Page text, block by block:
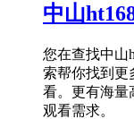
中山
您在查找中山
索帮你找到更
看。更有海量
观看需求。